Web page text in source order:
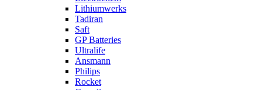
Lithiumwerks
Tadiran
Saft
GP Batteries
Ultralife
Ansmann
Philips
Rocket